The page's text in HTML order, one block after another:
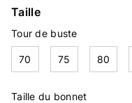
Taille
Tour de buste
70 75 80
Taille du bonnet